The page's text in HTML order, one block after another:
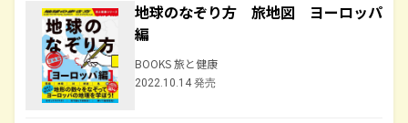
地球のなぞり方 旅地図 ヨーロッパ
編
BOOKS 旅と健康
2022.10.14 発売